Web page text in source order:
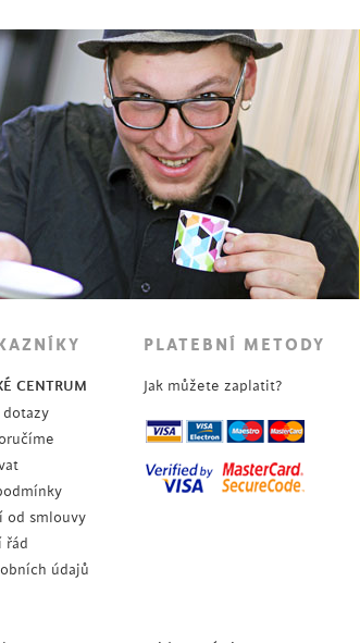
CENTRUM
dotazy
od smlouvy
řád
údajů
PLATEBNÍ METODY
Jak můžete zaplatit?